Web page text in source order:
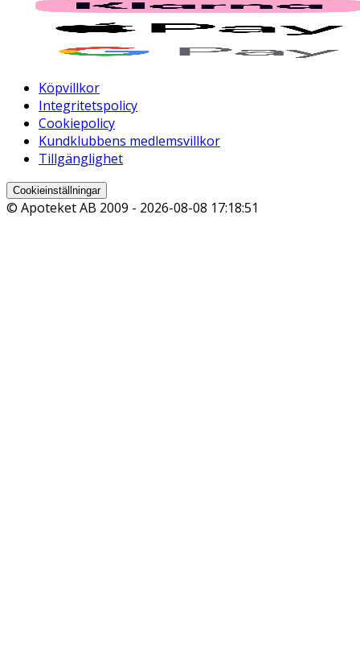
Köpvillkor
Integritetspolicy
Cookiepolicy
Kundklubbens medlemsvillkor
Tillgänglighet
Cookieinställningar
© Apoteket AB 2009 - 2026-08-08 17:18:51